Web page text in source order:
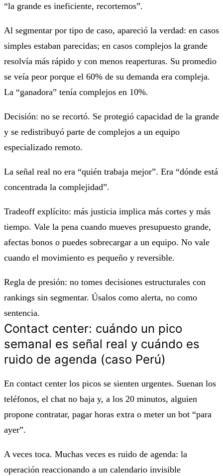
“la grande es ineficiente, recortemos”.
Al segmentar por tipo de caso, apareció la verdad: en casos
simples estaban parecidas; en casos complejos la grande
resolvía más rápido y con menos reaperturas. Su promedio
se veía peor porque el 60% de su demanda era compleja.
La “ganadora” tenía complejos en 10%.
Decisión: no se recortó. Se protegió capacidad de la grande
y se redistribuyó parte de complejos a un equipo
especializado remoto.
La señal real no era “quién trabaja mejor”. Era “dónde está
concentrada la complejidad”.
Tradeoff explícito: más justicia implica más cortes y más
tiempo. Vale la pena cuando mueves presupuesto grande,
afectas bonos o puedes sobrecargar a un equipo. No vale
cuando el movimiento es pequeño y reversible.
Regla de presión: no tomes decisiones estructurales con
rankings sin segmentar. Úsalos como alerta, no como
sentencia.
Contact center: cuándo un pico
semanal es señal real y cuándo es
ruido de agenda (caso Perú)
En contact center los picos se sienten urgentes. Suenan los
teléfonos, el chat no baja y, a los 20 minutos, alguien
propone contratar, pagar horas extra o meter un bot “para
ayer”.
A veces toca. Muchas veces es ruido de agenda: la
operación reaccionando a un calendario invisible